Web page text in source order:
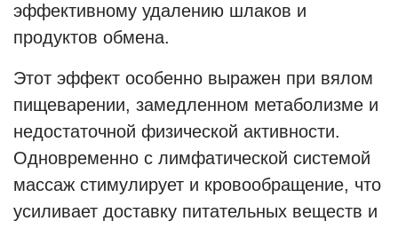
эффективному удалению шлаков и
продуктов обмена.
Этот эффект особенно выражен при вялом
пищеварении, замедленном метаболизме и
недостаточной физической активности.
Одновременно с лимфатической системой
массаж стимулирует и кровообращение, что
усиливает доставку питательных веществ и